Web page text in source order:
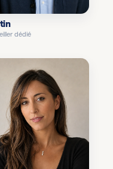
dédié